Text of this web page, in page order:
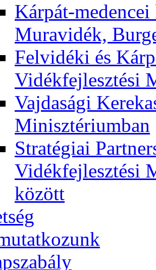
Kárpát-
Muravidék,
Felvidéki és
Vidékfejlesztési
Vajdasági
Minisztériumban
Stratégiai
Vidékfejlesztési
között